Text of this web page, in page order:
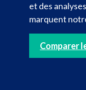
et des
marquent
Comparer